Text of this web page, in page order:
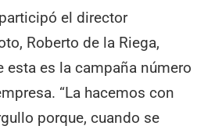
el director
Roberto de la Riega,
esta es la campaña número
“La hacemos con
porque, cuando se